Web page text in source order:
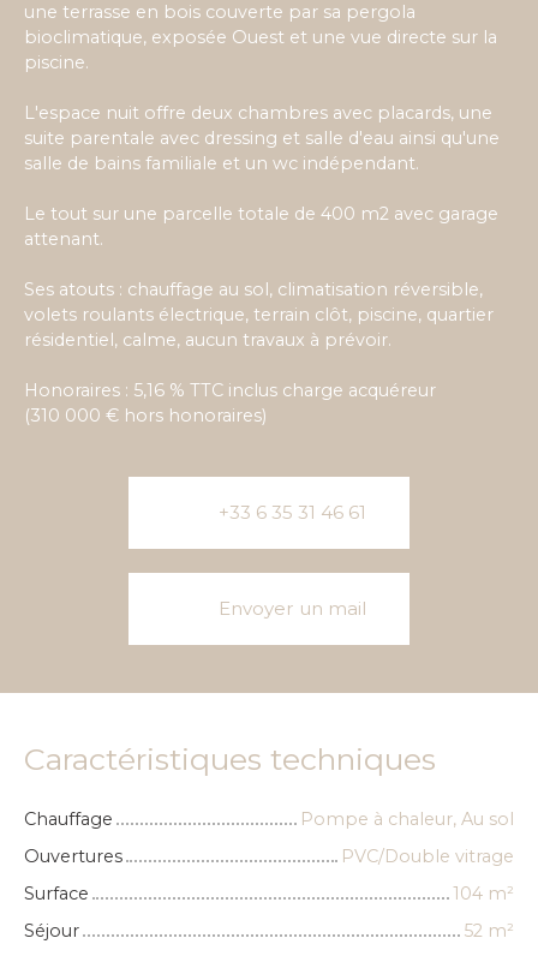
une terrasse en bois couverte par sa pergola
bioclimatique, exposée Ouest et une vue directe sur la
piscine.
L'espace nuit offre deux chambres avec placards, une
suite parentale avec dressing et salle d'eau ainsi qu'une
salle de bains familiale et un wc indépendant.
Le tout sur une parcelle totale de 400 m2 avec garage
attenant.
Ses atouts : chauffage au sol, climatisation réversible,
volets roulants électrique, terrain clôt, piscine, quartier
résidentiel, calme, aucun travaux à prévoir.
Honoraires : 5,16 % TTC inclus charge acquéreur
(310 000 € hors honoraires)
+33 6 35 31 46 61
Envoyer un mail
Caractéristiques techniques
Chauffage
Pompe à chaleur, Au sol
Ouvertures
PVC/Double vitrage
Surface
104 m²
Séjour
52 m²